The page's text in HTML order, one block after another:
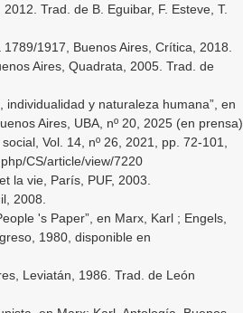
Trad. de B. Eguibar, F. Esteve, T.
1917, Buenos Aires, Crítica, 2018.
Aires, Quadrata, 2005. Trad. de
y naturaleza humana”, en
Aires, UBA, nº 20, 2025 (en prensa).
Vol. 14, nº 26, 2021, pp. 72-101,
CS/article/view/7220
la vie, París, PUF, 2003.
2008.
's Paper”, en Marx, Karl ; Engels,
1980, disponible en
Leviatán, 1986. Trad. de León